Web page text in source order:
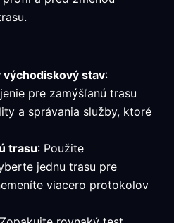
stav:
pre zamýšľanú trasu
a správania služby, ktoré
trasu: Použite
jednu trasu pre
viacero protokolov